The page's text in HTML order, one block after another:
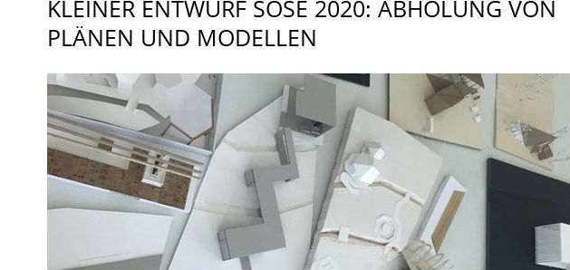
KLEINER ENTWURF SOSE 2020: ABHOLUNG VON
PLÄNEN UND MODELLEN